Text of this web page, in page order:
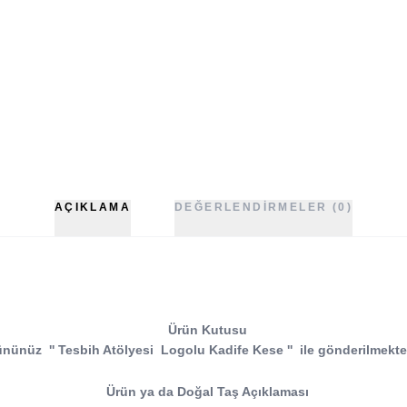
AÇIKLAMA DEĞERLENDIRMELER (0)
Ürün Kutusu
'' Tesbih Atölyesi Logolu Kadife Kese '' ile
Ürün ya da Doğal Taş Açıklaması